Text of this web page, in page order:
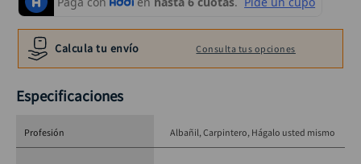
Calcula tu envío Consulta tus opciones
Especificaciones
Profesión Albañil Carpintero Hágalo usted mismo